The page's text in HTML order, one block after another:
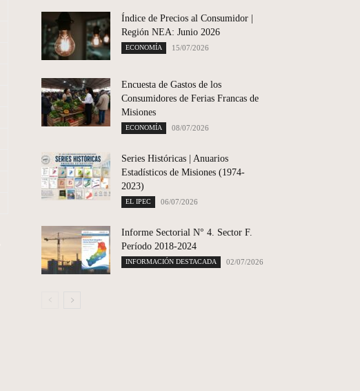
Índice de Precios al Consumidor |
Región NEA: Junio 2026
ECONOMÍA 15/07/2026
Encuesta de Gastos de los
Consumidores de Ferias Francas de
Misiones
ECONOMÍA 08/07/2026
Series Históricas | Anuarios
Estadísticos de Misiones (1974-
2023)
EL IPEC 06/07/2026
Informe Sectorial N° 4. Sector F.
Período 2018-2024
INFORMACIÓN DESTACADA 02/07/2026